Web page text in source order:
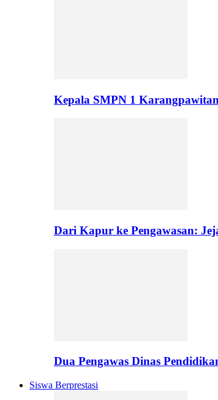
Kepala SMPN 1
Dari Kapur ke Pengawasan:
Dua Pengawas Dinas
Siswa Berprestasi